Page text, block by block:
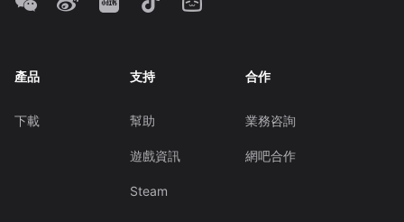
產品
下載
支持
幫助
遊戲資訊
Steam
合作
業務咨詢
網吧合作